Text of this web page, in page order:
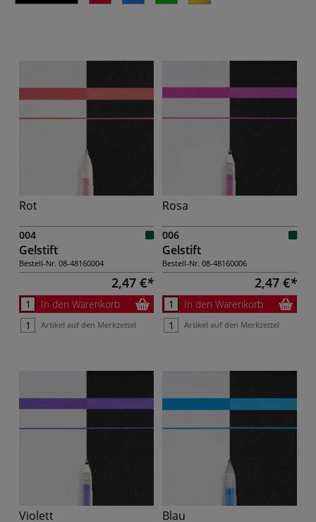
Rot
004
Gelstift
Bestell-Nr. 08-48160004
2,47 €
In den Warenkorb
Artikel auf den Merkzettel
Rosa
006
Gelstift
Bestell-Nr. 08-48160006
2,47 €
In den Warenkorb
Artikel auf den Merkzettel
Violett Blau